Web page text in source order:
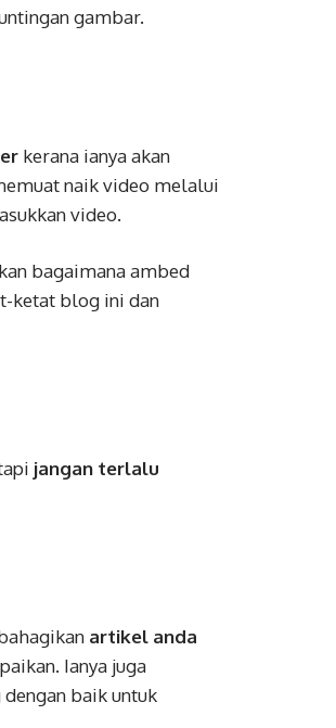
gambar.
kerana ianya akan
naik video melalui
video.
bagaimana ambed
ketat blog ini dan
jangan terlalu
artikel anda
Ianya juga
baik untuk